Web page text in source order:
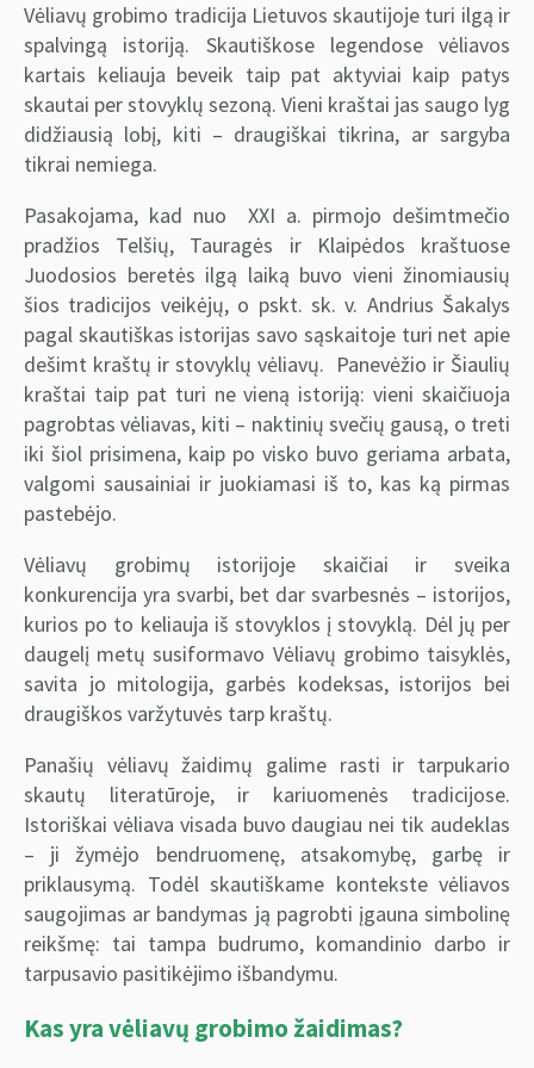
Vėliavų grobimo tradicija Lietuvos skautijoje turi ilgą ir
spalvingą istoriją. Skautiškose legendose vėliavos
kartais keliauja beveik taip pat aktyviai kaip patys
skautai per stovyklų sezoną. Vieni kraštai jas saugo lyg
didžiausią lobį, kiti – draugiškai tikrina, ar sargyba
tikrai nemiega.
Pasakojama, kad nuo XXI a. pirmojo dešimtmečio
pradžios Telšių, Tauragės ir Klaipėdos kraštuose
Juodosios beretės ilgą laiką buvo vieni žinomiausių
šios tradicijos veikėjų, o pskt. sk. v. Andrius Šakalys
pagal skautiškas istorijas savo sąskaitoje turi net apie
dešimt kraštų ir stovyklų vėliavų. Panevėžio ir Šiaulių
kraštai taip pat turi ne vieną istoriją: vieni skaičiuoja
pagrobtas vėliavas, kiti – naktinių svečių gausą, o treti
iki šiol prisimena, kaip po visko buvo geriama arbata,
valgomi sausainiai ir juokiamasi iš to, kas ką pirmas
pastebėjo.
Vėliavų grobimų istorijoje skaičiai ir sveika
konkurencija yra svarbi, bet dar svarbesnės – istorijos,
kurios po to keliauja iš stovyklos į stovyklą. Dėl jų per
daugelį metų susiformavo Vėliavų grobimo taisyklės,
savita jo mitologija, garbės kodeksas, istorijos bei
draugiškos varžytuvės tarp kraštų.
Panašių vėliavų žaidimų galime rasti ir tarpukario
skautų literatūroje, ir kariuomenės tradicijose.
Istoriškai vėliava visada buvo daugiau nei tik audeklas
– ji žymėjo bendruomenę, atsakomybę, garbę ir
priklausymą. Todėl skautiškame kontekste vėliavos
saugojimas ar bandymas ją pagrobti įgauna simbolinę
reikšmę: tai tampa budrumo, komandinio darbo ir
tarpusavio pasitikėjimo išbandymu.
Kas yra vėliavų grobimo žaidimas?